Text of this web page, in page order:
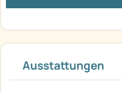
Ausstattungen